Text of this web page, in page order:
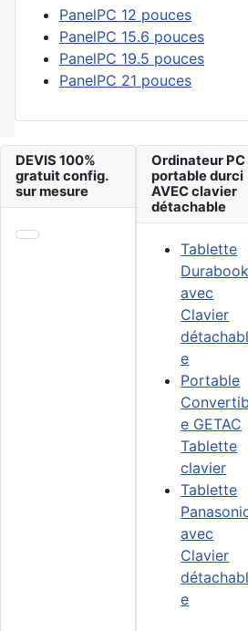
PanelPC 12 pouces
PanelPC 15.6 pouces
PanelPC 19.5 pouces
PanelPC 21 pouces
DEVIS 100%
gratuit config.
sur mesure
Ordinateur PC
portable durci
AVEC clavier
détachable
Tablette
Durabook
avec
Clavier
détachabl
e
Portable
e GETAC
Tablette
clavier
Tablette
avec
Clavier
détachabl
e